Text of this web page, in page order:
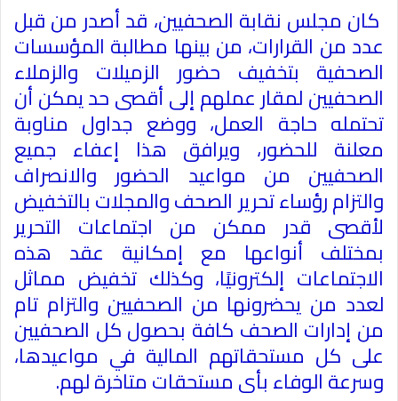
كان مجلس نقابة الصحفيين، قد أصدر من قبل
عدد من القرارات، من بينها مطالبة المؤسسات
الصحفية بتخفيف حضور الزميلات والزملاء
الصحفيين لمقار عملهم إلى أقصى حد يمكن أن
تحتمله حاجة العمل، ووضع جداول مناوبة
معلنة للحضور، ويرافق هذا إعفاء جميع
الصحفيين من مواعيد الحضور والانصراف
والتزام رؤساء تحرير الصحف والمجلات بالتخفيض
لأقصى قدر ممكن من اجتماعات التحرير
بمختلف أنواعها مع إمكانية عقد هذه
الاجتماعات إلكترونيًا، وكذلك تخفيض مماثل
لعدد من يحضرونها من الصحفيين والتزام تام
من إدارات الصحف كافة بحصول كل الصحفيين
على كل مستحقاتهم المالية في مواعيدها،
وسرعة الوفاء بأى مستحقات متاخرة لهم.